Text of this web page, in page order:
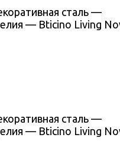
сталь —
— Bticino Living
сталь —
— Bticino Living